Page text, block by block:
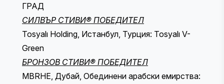
ГРАД
СИЛВЪР СТИВИ® ПОБЕДИТЕЛ
Tosyalı Holding, Истанбул, Турция: Tosyalı V-
Green
БРОНЗОВ СТИВИ® ПОБЕДИТЕЛ
MBRHE, Дубай, Обединени арабски емирства: